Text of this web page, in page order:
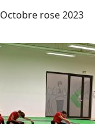
Octobre rose 2023